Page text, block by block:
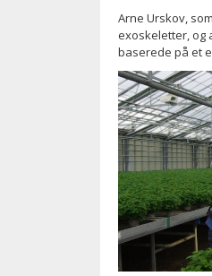
Arne Urskov,
exoskeletter, og
baserede på et